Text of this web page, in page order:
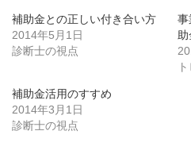
有
(新
し
い
ド
ウ
で
開
き
リ
ッ
ク
さ
い
(新
補助金との正しい付き合い方
2014年5月1日
診断士の視点
事
補助金活用のすすめ
2014年3月1日
診断士の視点